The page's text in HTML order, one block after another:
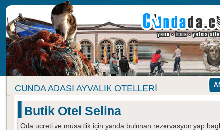
CUNDA ADASI AYVALIK OTELLERI
Butik Otel Selina
Oda ucreti ve müsaitlik için yanda bulunan rezervasyon yap